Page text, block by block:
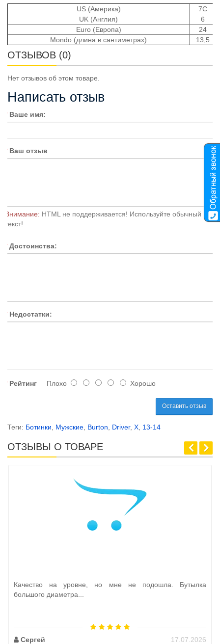
US (Америка)
7C
UK (Англия)
6
Euro (Европа)
24
Mondo (длина в сантиметрах)
13,5
ОТЗЫВОВ (0)
Нет отзывов об этом товаре.
Написать отзыв
Ваше имя:
Ваш отзыв
Внимание: HTML не поддерживается! Используйте обычный
текст!
Достоинства:
Недостатки:
Рейтинг Плохо Хорошо
Оставить отзыв
Теги: Ботинки Мужские Burton Driver, X 13-14
ОТЗЫВЫ О ТОВАРЕ
Качество на уровне, но мне не подошла. Бутылка
большого диаметра...
Сергей 17.07.2026